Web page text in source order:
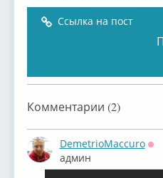
Ссылка на пост
Комментарии (2)
DemetrioMaccuro
админ